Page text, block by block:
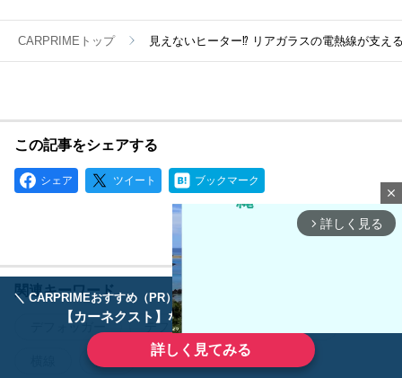
＼ CARPRIMEおすすめ（PR） ／
【カーネクスト】ならどんなクルマも高価買取
詳しく見てみる
CARPRIMEトップ 見えないヒーター⁉ リアガラスの電熱線が支え
この記事をシェアする
シェア ツイート ブックマーク
関連キーワード
デフォッガー デフロスター
役割
close
arrow_forward_ios 詳しく見る